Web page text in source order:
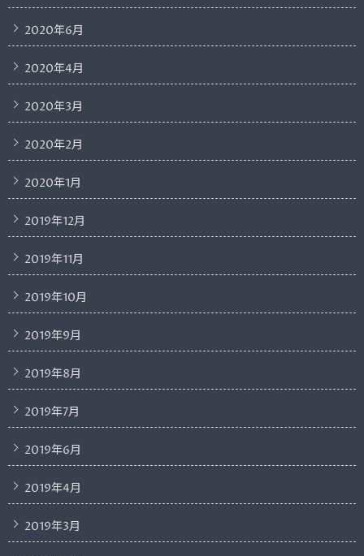
2020年6月
2020年4月
2020年3月
2020年2月
2020年1月
2019年12月
2019年11月
2019年10月
2019年9月
2019年8月
2019年7月
2019年6月
2019年4月
2019年3月